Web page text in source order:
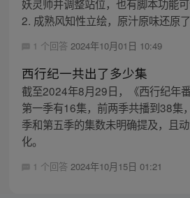
妖灵师并调整站位，也有脚本功能可
2. 成熟风知性立绘，原汁原味还原
1 个回答 2024年10月01日 10:49
西行纪一共出了多少集
截至2024年8月29日，《西行纪年
第一季有16集，前两季共播到38集
季和第五季的集数未明确提及，且
化。
1 个回答 2024年10月15日 01:21